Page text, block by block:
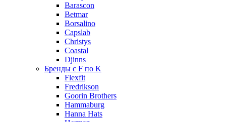
Barascon
Betmar
Borsalino
Capslab
Christys
Coastal
Djinns
Бренды с F по K
Flexfit
Fredrikson
Goorin Brothers
Hammaburg
Hanna Hats